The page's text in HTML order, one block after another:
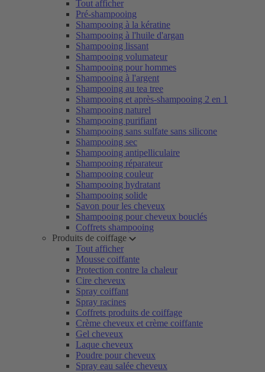
Tout afficher
Pré-shampooing
Shampooing à la kératine
Shampooing à l'huile d'argan
Shampooing lissant
Shampooing volumateur
Shampooing pour hommes
Shampooing à l'argent
Shampooing au tea tree
Shampooing et après-shampooing 2 en 1
Shampooing naturel
Shampooing purifiant
Shampooing sans sulfate sans silicone
Shampooing sec
Shampooing antipelliculaire
Shampooing réparateur
Shampooing couleur
Shampooing hydratant
Shampooing solide
Savon pour les cheveux
Shampooing pour cheveux bouclés
Coffrets shampooing
Produits de coiffage
Tout afficher
Mousse coiffante
Protection contre la chaleur
Cire cheveux
Spray coiffant
Spray racines
Coffrets produits de coiffage
Crème cheveux et crème coiffante
Gel cheveux
Laque cheveux
Poudre pour cheveux
Spray eau salée cheveux